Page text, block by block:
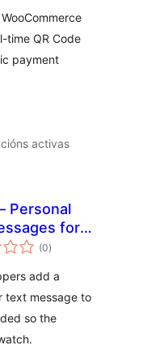
time QR Code
payment
activas
Personal
for
(0valoracións
totais
)
add a
text message to
so the